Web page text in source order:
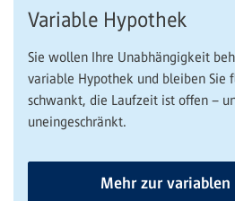
Variable Hypothek
Sie wollen Ihre Unabhängigkeit
variable Hypothek und bleiben Sie
schwankt, die Laufzeit ist offen –
uneingeschränkt.
Mehr zur